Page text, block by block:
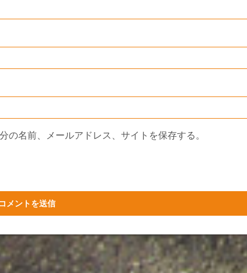
の名前、メールアドレス、サイトを保存する。